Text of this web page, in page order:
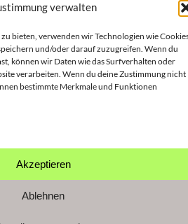
verwalten
bieten, verwenden wir Technologien wie
und/oder darauf zuzugreifen. Wenn du
können wir Daten wie das Surfverhalten oder
verarbeiten. Wenn du deine Zustimmung nicht
bestimmte Merkmale und Funktionen
Akzeptieren
Ablehnen